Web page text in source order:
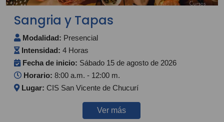
Sangria y Tapas
Modalidad: Presencial
Intensidad: 4 Horas
Fecha de inicio: Sábado 15 de agosto de 2026
Horario: 8:00 a.m. - 12:00 m.
Lugar: CIS San Vicente de Chucurí
Ver más